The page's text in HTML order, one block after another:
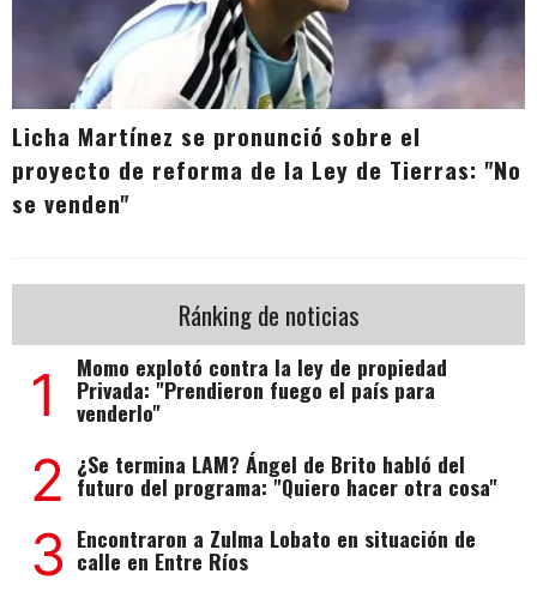
Licha Martínez se pronunció sobre el
proyecto de reforma de la Ley de Tierras: "No
se venden"
Ránking de noticias
1 Momo explotó contra la ley de propiedad
Privada: "Prendieron fuego el país para
venderlo"
2 ¿Se termina LAM? Ángel de Brito habló del
futuro del programa: "Quiero hacer otra cosa"
3 Encontraron a Zulma Lobato en situación de
calle en Entre Ríos